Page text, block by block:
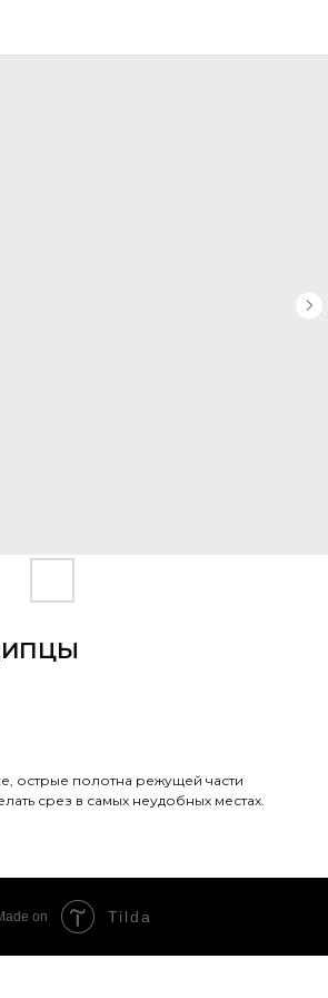
острые полотна режущей части
срез в самых неудобных местах.
on Tilda